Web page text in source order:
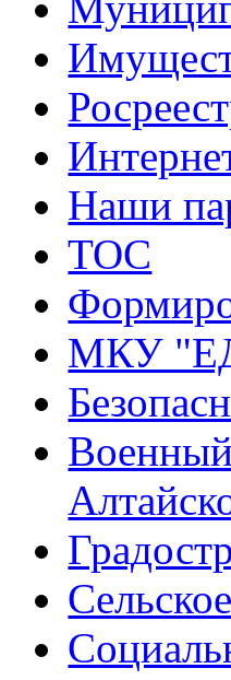
Наши
ТОС
МКУ
Военный